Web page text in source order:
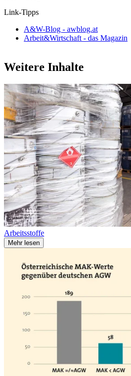
Link-Tipps
A&W-Blog - awblog.at
Arbeit&Wirtschaft - das Magazin
Weitere Inhalte
Arbeitsstoffe
Mehr lesen